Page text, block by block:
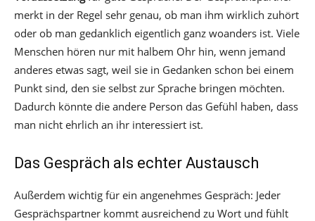
merkt in der Regel sehr genau, ob man ihm wirklich zuhört
oder ob man gedanklich eigentlich ganz woanders ist. Viele
Menschen hören nur mit halbem Ohr hin, wenn jemand
anderes etwas sagt, weil sie in Gedanken schon bei einem
Punkt sind, den sie selbst zur Sprache bringen möchten.
Dadurch könnte die andere Person das Gefühl haben, dass
man nicht ehrlich an ihr interessiert ist.
Das Gespräch als echter Austausch
Außerdem wichtig für ein angenehmes Gespräch: Jeder
Gesprächspartner kommt ausreichend zu Wort und fühlt